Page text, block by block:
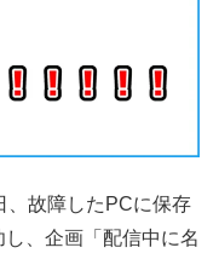
故障したPCに保存
、企画「配信中に名